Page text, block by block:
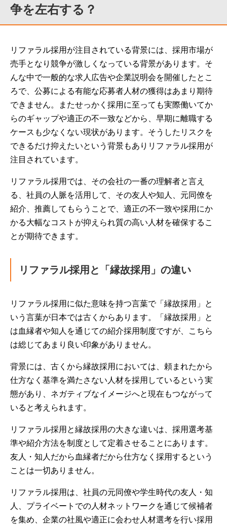
争を左右する？
リファラル採用が注目されている背景には、採用市場が
売手となり競争が激しくなっている背景があります。そ
んな中で一般的な求人広告や企業説明会を開催したとこ
ろで、公募による有能な応募者人材の獲得はあまり期待
できません。またせっかく採用に至っても実際働いてか
らのギャップや適正の不一致などから、早期に離職する
ケースも少なくない現状があります。そうしたリスクを
できるだけ抑えたいという背景もありリファラル採用が
注目されています。
リファラル採用では、その会社の一番の理解者と言え
る、社員の人脈を活用して、その友人や知人、元同僚を
紹介、推薦してもらうことで、適正の不一致や採用にか
かる大幅なコストが抑えられ質の高い人材を確保するこ
とが期待できます。
リファラル採用と「縁故採用」の違い
リファラル採用に似た意味を持つ言葉で「縁故採用」と
いう言葉が日本では古くからあります。「縁故採用」と
は血縁者や知人を通じての紹介採用制度ですが、こちら
は総じてあまり良い印象がありません。
背景には、古くから縁故採用においては、頼まれたから
仕方なく基準を満たさない人材を採用しているという実
態があり、ネガティブなイメージへと現在もつながって
いると考えられます。
リファラル採用と縁故採用の大きな違いは、採用選考基
準や紹介方法を制度として定着させることにあります。
友人・知人だから血縁者だから仕方なく採用するという
ことは一切ありません。
リファラル採用は、社員の元同僚や学生時代の友人・知
人、プライベートでの人材ネットワークを通じて候補者
を集め、企業の社風や適正に会わせ人材選考を行い採用